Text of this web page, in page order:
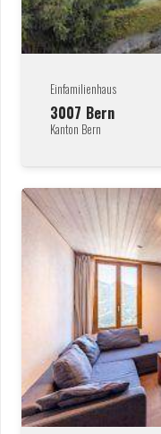
Einfamilienhaus
3007 Bern
Kanton Bern